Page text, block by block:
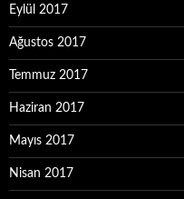
Eylül 2017
Ağustos 2017
Temmuz 2017
Haziran 2017
Mayıs 2017
Nisan 2017